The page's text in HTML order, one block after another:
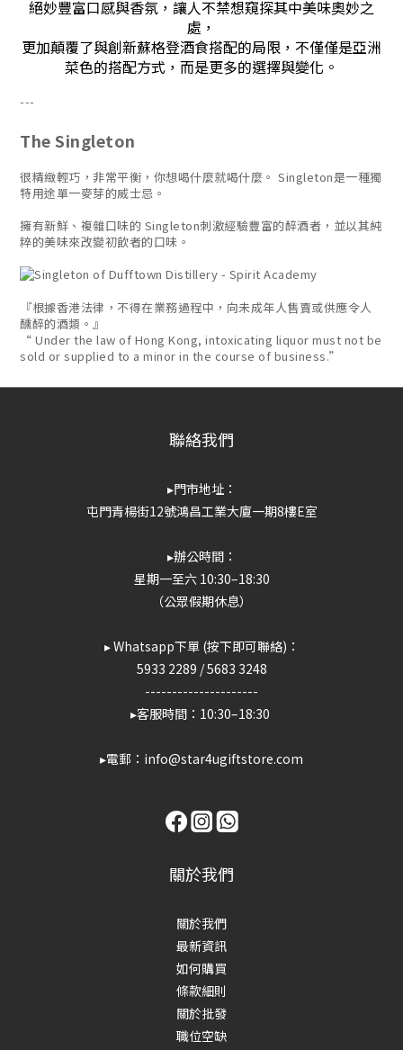
絕妙豐富口感與香氛，讓人不禁想窺探其中美味奧妙之
處，
更加顛覆了與創新蘇格登酒食搭配的局限，不僅僅是亞洲
菜色的搭配方式，而是更多的選擇與變化。
---
The Singleton
很精緻輕巧，非常平衡，你想喝什麼就喝什麼。 Singleton是一種獨
特用途單一麥芽的威士忌。
擁有新鮮、複雜口味的 Singleton刺激經驗豐富的醉酒者，並以其純
粹的美味來改變初飲者的口味。
『根據香港法律，不得在業務過程中，向未成年人售賣或供應令人
醺醉的酒類。』
“ Under the law of Hong Kong, intoxicating liquor must not be
sold or supplied to a minor in the course of business.”
聯絡我們
▸門市地址：
屯門青楊街12號鴻昌工業大廈一期8樓E室
▸辦公時間：
星期一至六 10:30–18:30
（公眾假期休息）
▸ Whatsapp下單 (按下即可聯絡)：
5933 2289 /5683 3248
---------------------
▸客服時間：10:30–18:30
▸電郵：info@star4ugiftstore.com
關於我們
關於我們
最新資訊
如何購買
條款細則
關於批發
職位空缺